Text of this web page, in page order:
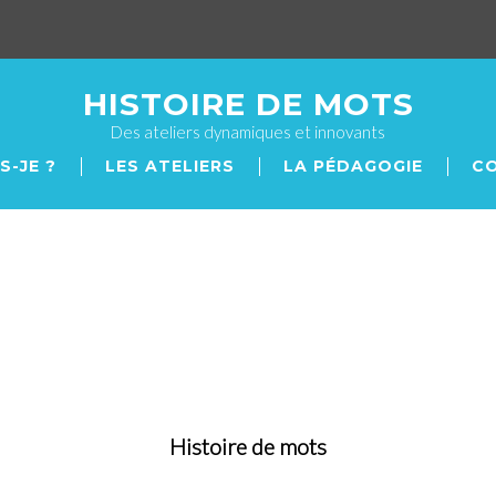
HISTOIRE DE MOTS
Des ateliers dynamiques et innovants
JE ?
LES ATELIERS LA PÉDAGOGIE
Histoire de mots